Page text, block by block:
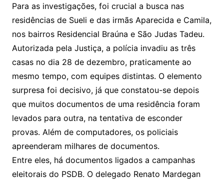
Para as investigações, foi crucial a busca nas
residências de Sueli e das irmãs Aparecida e Camila,
nos bairros Residencial Braúna e São Judas Tadeu.
Autorizada pela Justiça, a polícia invadiu as três
casas no dia 28 de dezembro, praticamente ao
mesmo tempo, com equipes distintas. O elemento
surpresa foi decisivo, já que constatou-se depois
que muitos documentos de uma residência foram
levados para outra, na tentativa de esconder
provas. Além de computadores, os policiais
apreenderam milhares de documentos.
Entre eles, há documentos ligados a campanhas
eleitorais do PSDB. O delegado Renato Mardegan